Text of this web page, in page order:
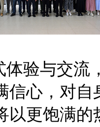
体验与交流
信心，对
以更饱满